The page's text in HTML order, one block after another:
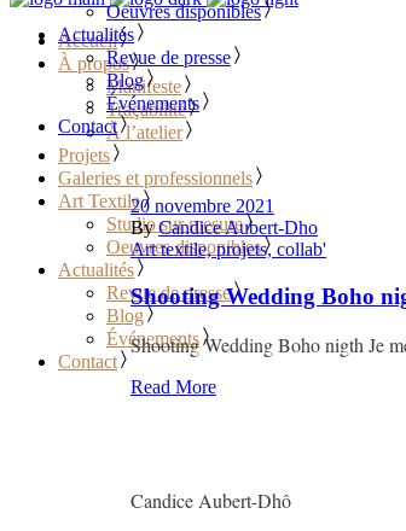
Accueil
À propos
Manifeste
Traçabilité
À l’atelier
Projets
Galeries et professionnels
Art Textile
Studio sur mesure
Oeuvres disponibles
Actualités
Revue de presse
Blog
Événements
Contact
Oeuvres disponibles
Actualités
Revue de presse
Blog
Événements
Contact
20 novembre 2021
By Candice Aubert-Dho
Art textile, projets, collab'
Shooting Wedding Boho
Shooting Wedding Boho nigth Je
Read More
Candice Aubert-Dhô